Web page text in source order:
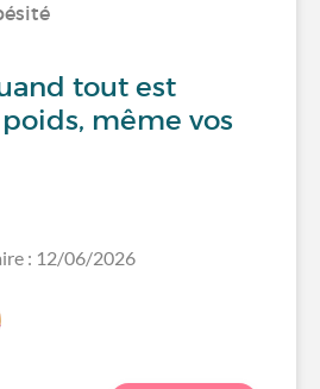
tout est
même vos
: 12/06/2026